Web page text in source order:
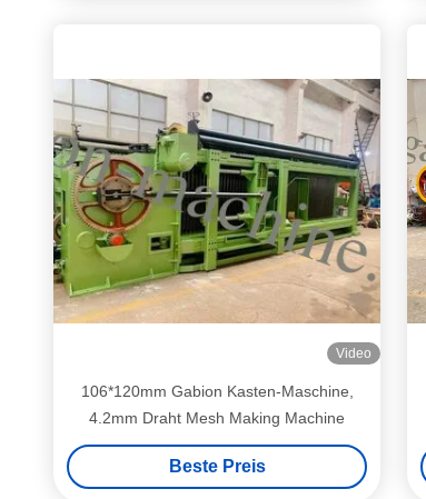
Video
106*120mm Gabion Kasten-Maschine,
4.2mm Draht Mesh Making Machine
Beste Preis